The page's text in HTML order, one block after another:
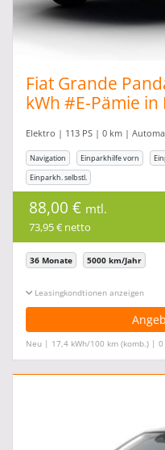
Fiat Grande
kWh #E-Pämie
Elektro | 113 PS | 0 km |
Navigation Einparkhilfe vorn
Einparkh. selbstl.
88,00 € mtl.
73,95 € netto
36 Monate 5000 km/Jahr
Leasingkonditionen ein-/
Neu | 17,4 kWh/100 km (komb.) | 0